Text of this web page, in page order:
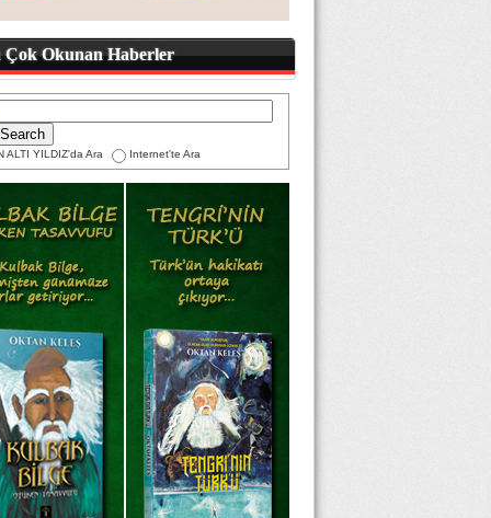
Çok Okunan Haberler
ALTI YILDIZ'da Ara Internet'te Ara